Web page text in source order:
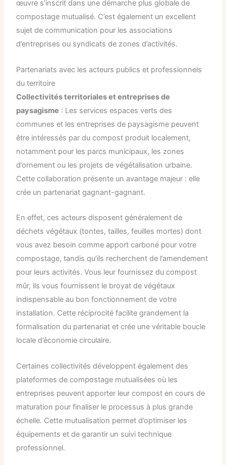
œuvre s’inscrit dans une démarche plus globale de
compostage mutualisé. C’est également un excellent
sujet de communication pour les associations
d’entreprises ou syndicats de zones d’activités.
Partenariats avec les acteurs publics et professionnels
du territoire
Collectivités territoriales et entreprises de
paysagisme : Les services espaces verts des
communes et les entreprises de paysagisme peuvent
être intéressés par du compost produit localement,
notamment pour les parcs municipaux, les zones
d’ornement ou les projets de végétalisation urbaine.
Cette collaboration présente un avantage majeur : elle
crée un partenariat gagnant-gagnant.
En effet, ces acteurs disposent généralement de
déchets végétaux (tontes, tailles, feuilles mortes) dont
vous avez besoin comme apport carboné pour votre
compostage, tandis qu’ils recherchent de l’amendement
pour leurs activités. Vous leur fournissez du compost
mûr, ils vous fournissent le broyat de végétaux
indispensable au bon fonctionnement de votre
installation. Cette réciprocité facilite grandement la
formalisation du partenariat et crée une véritable boucle
locale d’économie circulaire.
Certaines collectivités développent également des
plateformes de compostage mutualisées où les
entreprises peuvent apporter leur compost en cours de
maturation pour finaliser le processus à plus grande
échelle. Cette mutualisation permet d’optimiser les
équipements et de garantir un suivi technique
professionnel.